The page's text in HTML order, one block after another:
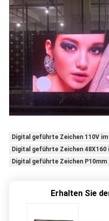
Digital geführte Zeichen 110V im
Digital geführte Zeichen 48X160
Digital geführte Zeichen P10mm
Erhalten Sie